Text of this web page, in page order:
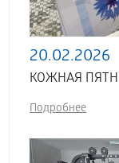
20.02.2026
КОЖНАЯ
Подробнее